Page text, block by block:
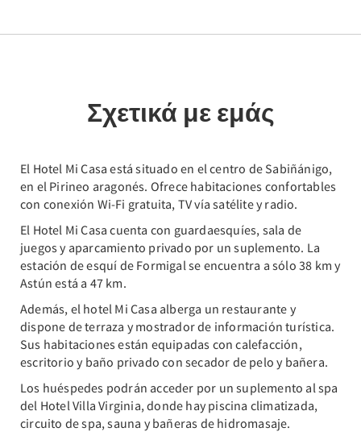
Σχετικά με εμάς
El Hotel Mi Casa está situado en el centro de Sabiñánigo,
en el Pirineo aragonés. Ofrece habitaciones confortables
con conexión Wi-Fi gratuita, TV vía satélite y radio.
El Hotel Mi Casa cuenta con guardaesquíes, sala de
juegos y aparcamiento privado por un suplemento. La
estación de esquí de Formigal se encuentra a sólo 38 km y
Astún está a 47 km.
Además, el hotel Mi Casa alberga un restaurante y
dispone de terraza y mostrador de información turística.
Sus habitaciones están equipadas con calefacción,
escritorio y baño privado con secador de pelo y bañera.
Los huéspedes podrán acceder por un suplemento al spa
del Hotel Villa Virginia, donde hay piscina climatizada,
circuito de spa, sauna y bañeras de hidromasaje.